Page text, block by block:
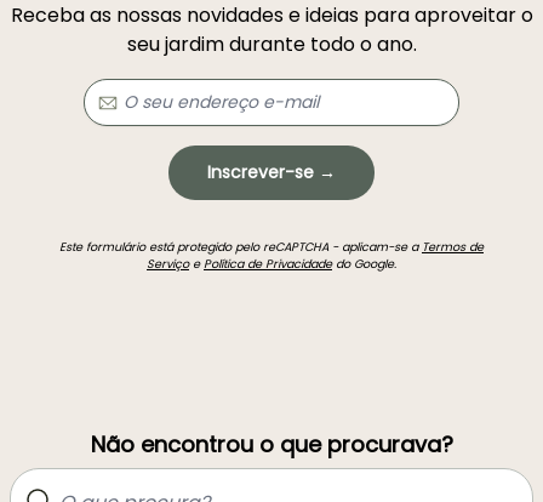
Receba as nossas novidades e ideias para aproveitar o
seu jardim durante todo o ano.
Inscrever-se →
Este formulário está protegido pelo reCAPTCHA - aplicam-se a Termos de
ServiçoePolítica de Privacidadedo Google.
Não encontrou o que procurava?